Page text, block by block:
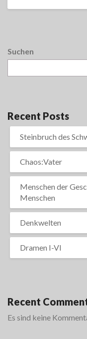
Suchen
Recent Posts
Steinbruch des
Chaos:Vater
Menschen der
Menschen
Denkwelten
Dramen I-VI
Recent
Es sind keine